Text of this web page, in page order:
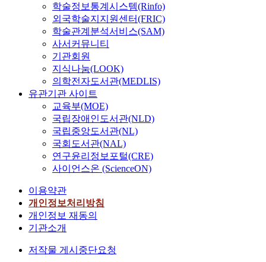
학술정보통계시스템(Rinfo)
외국학술지지원센터(FRIC)
학술관계분석서비스(SAM)
사서커뮤니티
기관회원
지식나눔(LOOK)
의학전자도서관(MEDLIS)
유관기관 사이트
교육부(MOE)
국립장애인도서관(NLD)
국립중앙도서관(NL)
국회도서관(NAL)
연구윤리정보포털(CRE)
사이언스온 (ScienceON)
이용약관
개인정보처리방침
개인정보 재동의
기관소개
저작물 게시중단요청